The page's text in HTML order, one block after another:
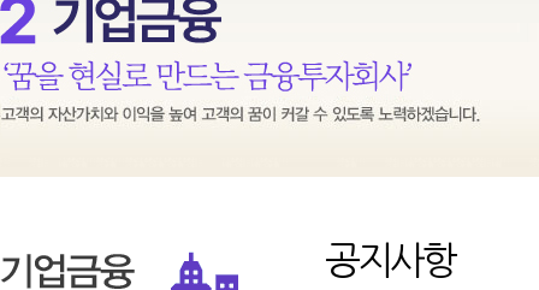
공지사항